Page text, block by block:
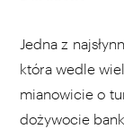
Jedna z
która wedle
mianowicie o
dożywocie